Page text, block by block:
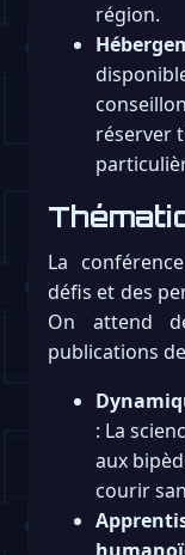
région.
réserver
La
défis et des
On attend
publications
: La
aux
courir